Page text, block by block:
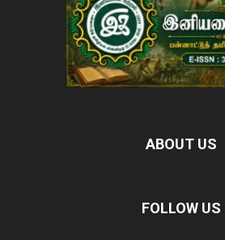
ABOUT US
FOLLOW US